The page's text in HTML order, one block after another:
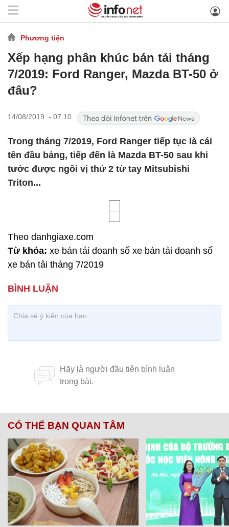
Phương tiện
Xếp hạng phân khúc bán tải tháng
7/2019: Ford Ranger, Mazda BT-50 ở
đâu?
14/08/2019 - 07:10
Trong tháng 7/2019, Ford Ranger tiếp tục là cái
tên đầu bảng, tiếp đến là Mazda BT-50 sau khi
tước được ngôi vị thứ 2 từ tay Mitsubishi
Triton...
Theo danhgiaxe.com
Từ khóa: xe bán tải doanh số xe bán tải doanh số
xe bán tải tháng 7/2019
CÓ THỂ BẠN QUAN TÂM